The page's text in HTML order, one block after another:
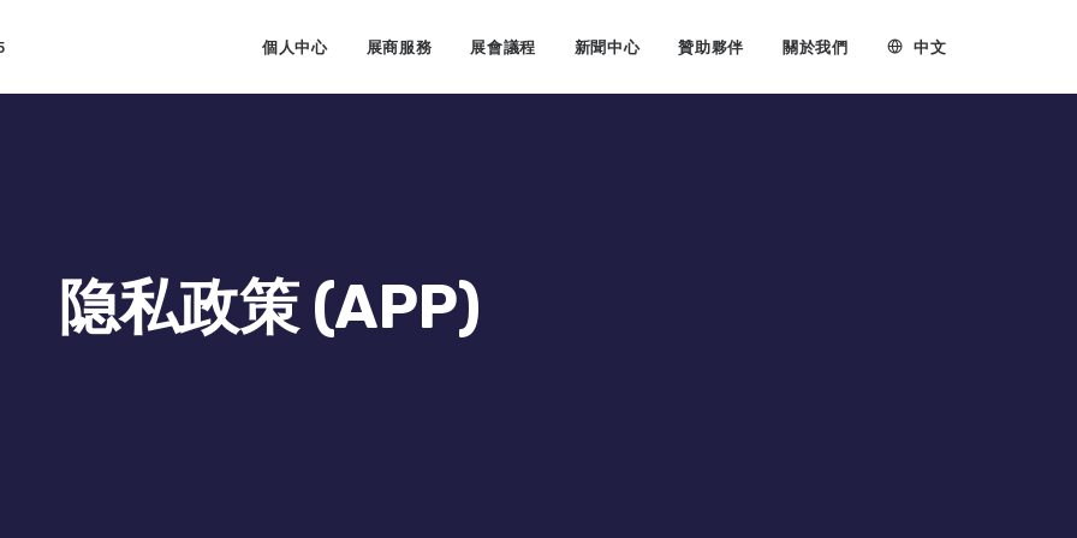
個人中心 展商服務 展會議程 新聞中心 贊助夥伴 關於我們 中文
隐私政策 (APP)